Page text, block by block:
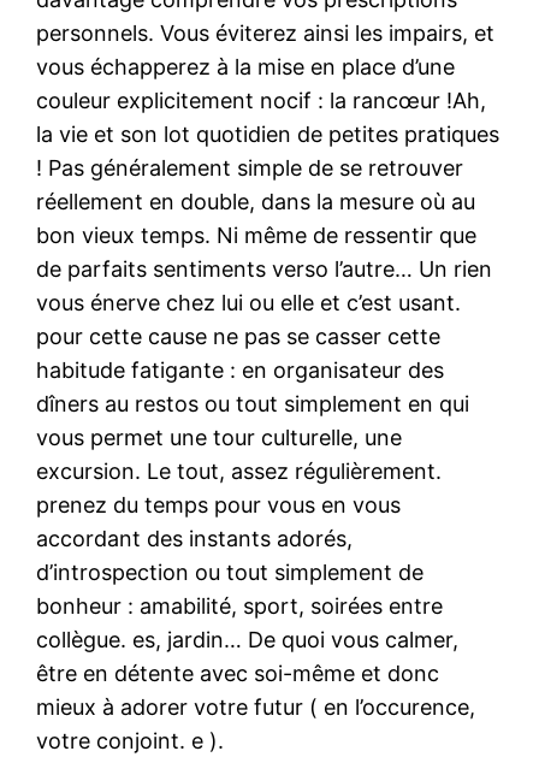
personnels. Vous éviterez ainsi les impairs, et
vous échapperez à la mise en place d’une
couleur explicitement nocif : la rancœur !Ah,
la vie et son lot quotidien de petites pratiques
! Pas généralement simple de se retrouver
réellement en double, dans la mesure où au
bon vieux temps. Ni même de ressentir que
de parfaits sentiments verso l’autre… Un rien
vous énerve chez lui ou elle et c’est usant.
pour cette cause ne pas se casser cette
habitude fatigante : en organisateur des
dîners au restos ou tout simplement en qui
vous permet une tour culturelle, une
excursion. Le tout, assez régulièrement.
prenez du temps pour vous en vous
accordant des instants adorés,
d’introspection ou tout simplement de
bonheur : amabilité, sport, soirées entre
collègue. es, jardin… De quoi vous calmer,
être en détente avec soi-même et donc
mieux à adorer votre futur ( en l’occurence,
votre conjoint. e ).